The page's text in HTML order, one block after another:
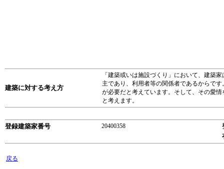
建築に対する考え方
「建築或いは施設づくり」において、建築
主であり、利用者等の関係者であるからで
が必要だと考えています。そして、その愛
と考えます。
登録建築家番号 20400358
戻る